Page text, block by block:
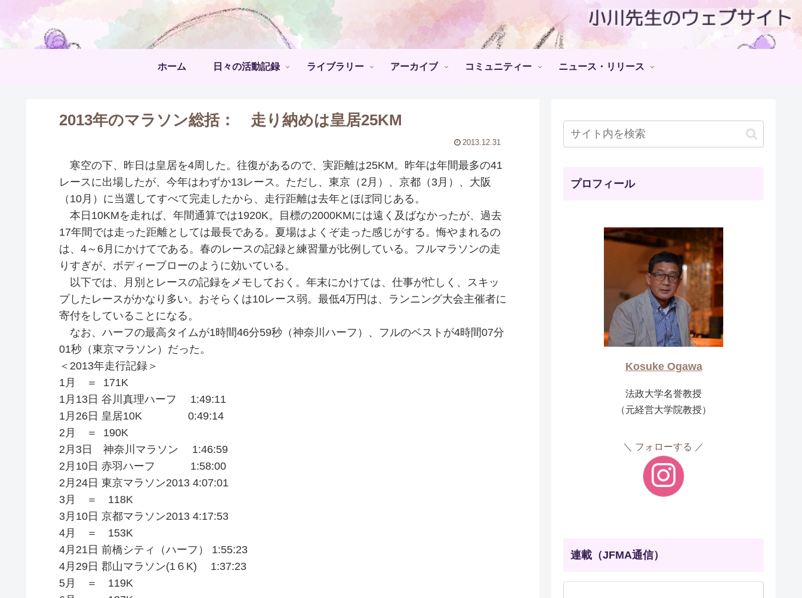
ホーム 日々の活動記録 ライブラリー アーカイブ コミュニティー ニュース・リリース
2013年のマラソン総括： 走り納めは皇居25KM
2013.12.31
寒空の下、昨日は皇居を4周した。往復があるので、実距離は25KM。昨年は年間最多の41
レースに出場したが、今年はわずか13レース。ただし、東京（2月）、京都（3月）、大阪
（10月）に当選してすべて完走したから、走行距離は去年とほぼ同じある。
本日10KMを走れば、年間通算では1920K。目標の2000KMには遠く及ばなかったが、過去
17年間では走った距離としては最長である。夏場はよくぞ走った感じがする。悔やまれるの
は、4～6月にかけてである。春のレースの記録と練習量が比例している。フルマラソンの走
りすぎが、ボディーブローのように効いている。
以下では、月別とレースの記録をメモしておく。年末にかけては、仕事が忙しく、スキッ
プしたレースがかなり多い。おそらくは10レース弱。最低4万円は、ランニング大会主催者に
寄付をしていることになる。
なお、ハーフの最高タイムが1時間46分59秒（神奈川ハーフ）、フルのベストが4時間07分
01秒（東京マラソン）だった。
＜2013年走行記録＞
1月 ＝ 171K
1月13日 谷川真理ハーフ 1:49:11
1月26日 皇居10K 0:49:14
2月 ＝ 190K
2月3日 神奈川マラソン 1:46:59
2月10日 赤羽ハーフ 1:58:00
2月24日 東京マラソン2013 4:07:01
3月 ＝ 118K
3月10日 京都マラソン2013 4:17:53
4月 ＝ 153K
4月21日 前橋シティ（ハーフ） 1:55:23
4月29日 郡山マラソン(1６K) 1:37:23
5月 ＝ 119K
プロフィール
Kosuke Ogawa
法政大学名誉教授
（元経営大学院教授）
フォローする
連載（JFMA通信）